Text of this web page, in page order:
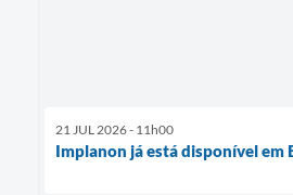
21 JUL 2026 - 11h00
Implanon já está disponível em